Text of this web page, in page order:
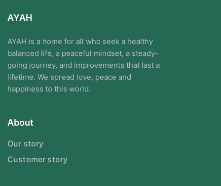
AYAH
AYAH is a home for all who seek a healthy
balanced life, a peaceful mindset, a steady-
going journey, and improvements that last a
lifetime. We spread love, peace and
happiness to this world.
About
Our story
Customer story